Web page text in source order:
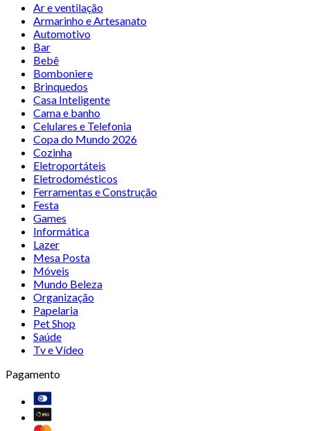
Ar e ventilação
Armarinho e Artesanato
Automotivo
Bar
Bebê
Bomboniere
Brinquedos
Casa Inteligente
Cama e banho
Celulares e Telefonia
Copa do Mundo 2026
Cozinha
Eletroportáteis
Eletrodomésticos
Ferramentas e Construção
Festa
Games
Informática
Lazer
Mesa Posta
Móveis
Mundo Beleza
Organização
Papelaria
Pet Shop
Saúde
Tv e Vídeo
Pagamento